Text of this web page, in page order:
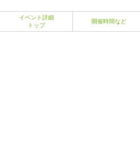
イベント詳細
トップ
開催時間など